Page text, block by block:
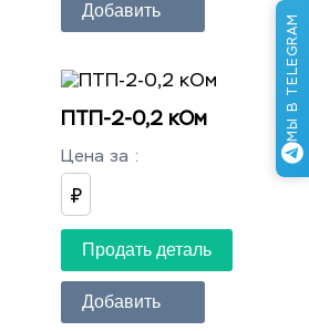
Добавить
ПТП-2-0,2 кОм
Цена за :
₽
Продать деталь
Добавить
МЫ В TELEGRAM